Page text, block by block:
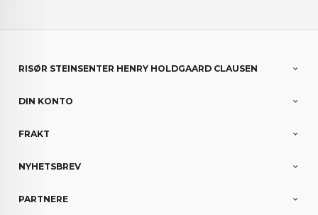
RISØR STEINSENTER HENRY HOLDGAARD CLAUSEN
DIN KONTO
FRAKT
NYHETSBREV
PARTNERE